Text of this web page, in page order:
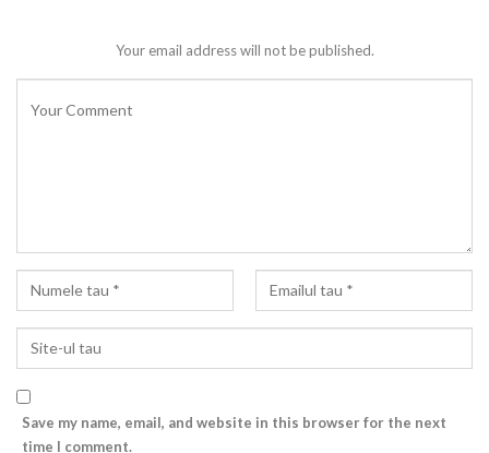
Your email address will not be published.
Save my name, email, and website in this browser for the next
time I comment.